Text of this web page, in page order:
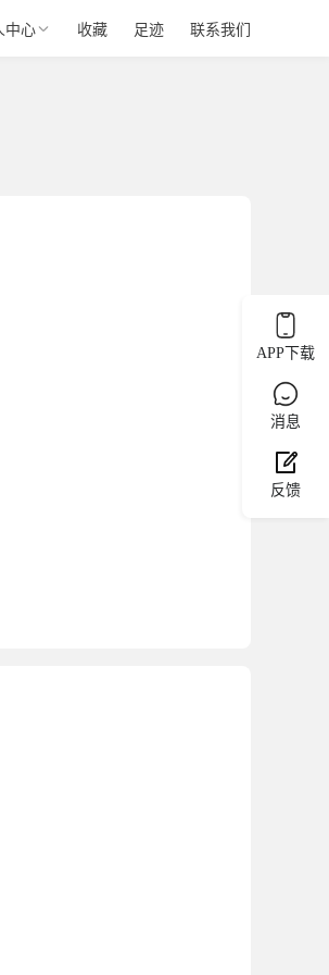
APP下载
消息
反馈
中心 收藏 足迹 联系我们